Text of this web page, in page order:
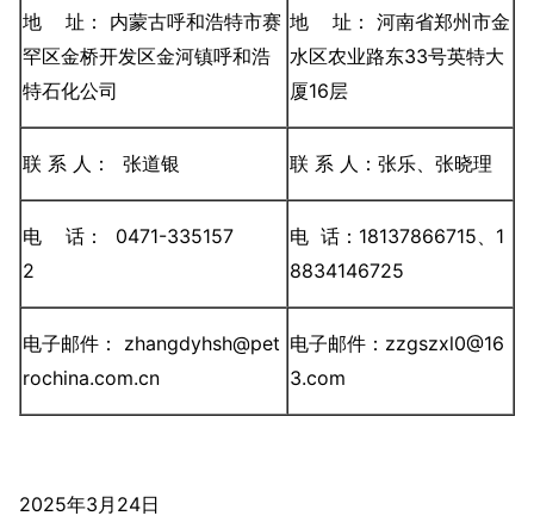
地 址： 内蒙古呼和浩特市赛
罕区金桥开发区金河镇呼和浩
特石化公司
地 址： 河南省郑州市金
水区农业路东33号英特大
厦16层
联 系 人： 张道银 联 系 人：张乐、张晓理
电 话： 0471-335157
2
电 话：18137866715、1
8834146725
电子邮件： zhangdyhsh@pet
rochina.com.cn
电子邮件：zzgszxl0@16
3.com
2025年3月24日